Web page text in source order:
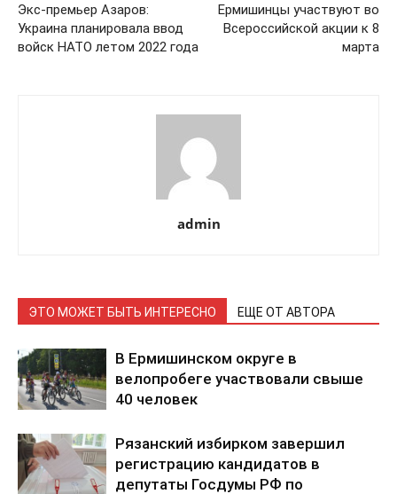
Экс-премьер Азаров:
Украина планировала ввод
войск НАТО летом 2022 года
Ермишинцы участвуют во
Всероссийской акции к 8
марта
admin
ЭТО МОЖЕТ БЫТЬ ИНТЕРЕСНО ЕЩЕ ОТ АВТОРА
В Ермишинском округе в
велопробеге участвовали свыше
40 человек
Рязанский избирком завершил
регистрацию кандидатов в
депутаты Госдумы РФ по